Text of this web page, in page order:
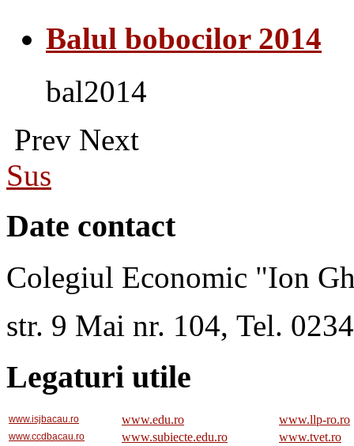
Balul bobocilor 2014
bal2014
Prev Next
Sus
Date contact
Colegiul Economic "Ion
str. 9 Mai nr. 104, Tel.
Legaturi utile
www.isjbacau.ro www.edu.ro www.llp-ro.ro
www.ccdbacau.ro www.subiecte.edu.ro www.tvet.ro